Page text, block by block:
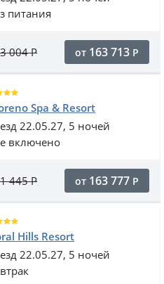
питания
004Р от 163 713 Р
Spa & Resort
22.05.27, 5 ночей
включено
445Р от 163 777 Р
Hills Resort
22.05.27, 5 ночей